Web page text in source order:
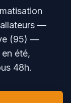
—
(95) —
été,
48h.